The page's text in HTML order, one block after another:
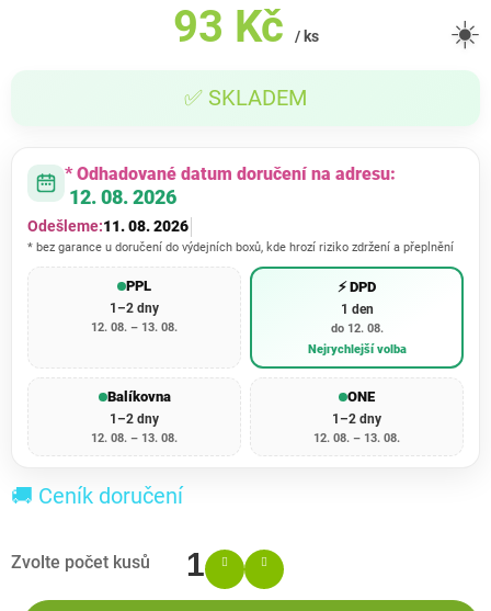
93 Kč / ks
cena:
✅ SKLADEM
☀️
* Odhadované datum doručení na adresu:
12. 08. 2026
Odešleme:11. 08. 2026
* bez garance u doručení do výdejních boxů, kde hrozí riziko zdržení a přeplnění
PPL
1–2 dny
12. 08. – 13. 08.
⚡ DPD
1 den
do 12. 08.
Nejrychlejší volba
Balíkovna
1–2 dny
12. 08. – 13. 08.
ONE
1–2 dny
12. 08. – 13. 08.
🚚 Ceník doručení